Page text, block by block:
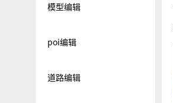
模型编辑
poi编辑
道路编辑